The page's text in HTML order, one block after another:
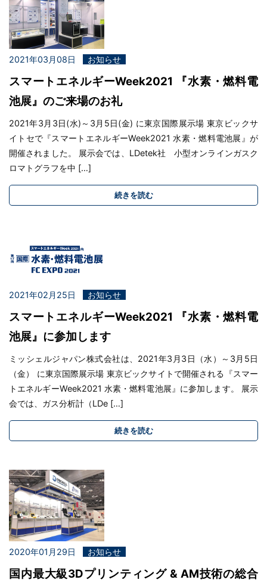
2021年03月08日 お知らせ
スマートエネルギーWeek2021 『水素・燃料電
池展』のご来場のお礼
2021年3月3日(水)～3月5日(金) に東京国際展示場 東京ビックサ
イトセで『スマートエネルギーWeek2021 水素・燃料電池展』が
開催されました。 展示会では、LDetek社 小型オンラインガスク
ロマトグラフを中 […]
続きを読む
2021年02月25日 お知らせ
スマートエネルギーWeek2021 『水素・燃料電
池展』に参加します
ミッシェルジャパン株式会社は、2021年3月3日（水）～3月5日
（金） に東京国際展示場 東京ビックサイトで開催される『スマー
トエネルギーWeek2021 水素・燃料電池展』に参加します。 展示
会では、ガス分析計（LDe […]
続きを読む
2020年01月29日 お知らせ
国内最大級3Dプリンティング & AM技術の総合